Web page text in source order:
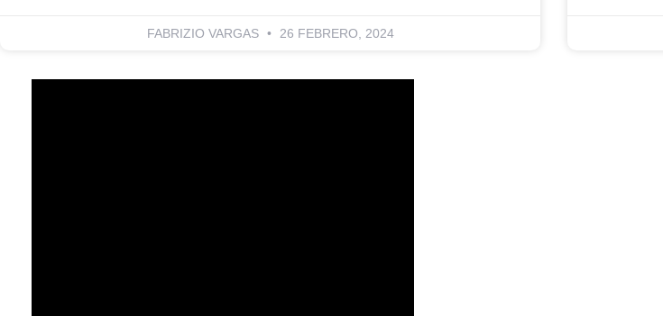
FABRIZIO VARGAS 26 FEBRERO, 2024